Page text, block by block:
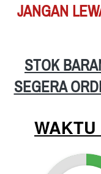
JANGAN
STOK
SEGERA
WAKTU